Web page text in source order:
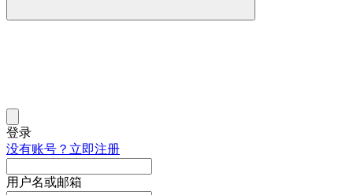
登录
没有账号？立即注册
用户名或邮箱